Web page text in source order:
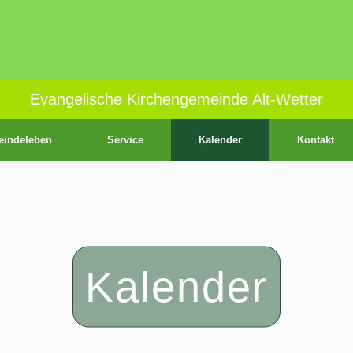
Evangelische Kirchengemeinde Alt-Wetter
Service Kalender Kontakt
Kalender